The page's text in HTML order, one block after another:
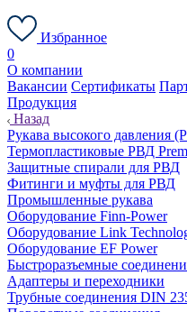
Избранное
0
О компании
Вакансии Сертификаты
Продукция
Назад
Рукава высокого давления
Термопластиковые РВД
Защитные спирали для РВД
Фитинги и муфты для РВД
Промышленные рукава
Оборудование Finn-Power
Оборудование Link
Оборудование EF Power
Быстроразъемные
Адаптеры и переходники
Трубные соединения DIN